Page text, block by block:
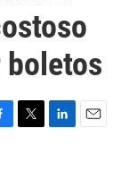
T
L
E